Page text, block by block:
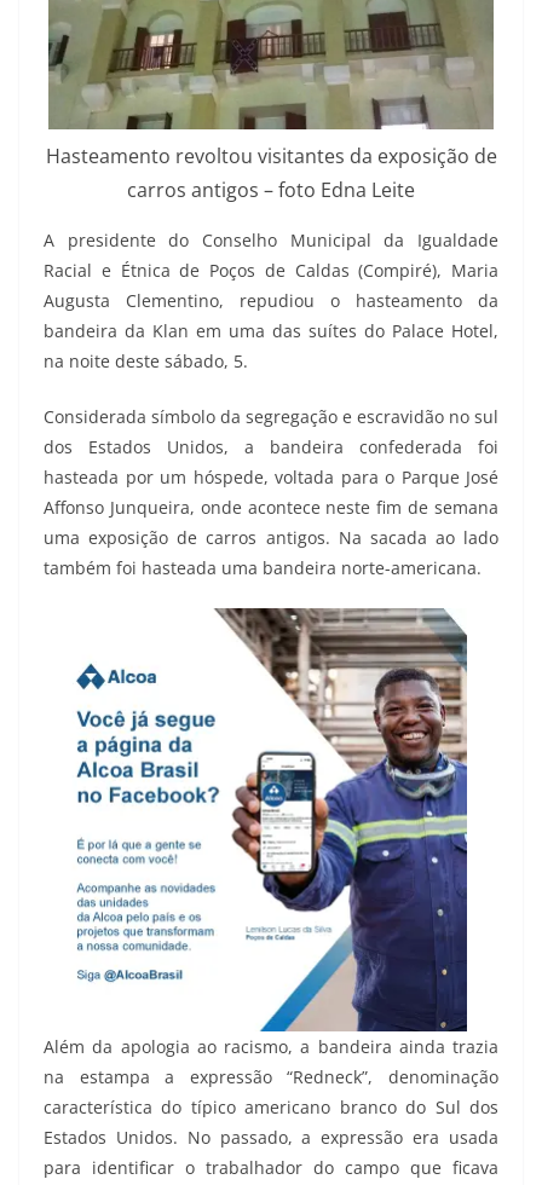
Hasteamento revoltou visitantes da exposição de
carros antigos – foto Edna Leite
A presidente do Conselho Municipal da Igualdade
Racial e Étnica de Poços de Caldas (Compiré), Maria
Augusta Clementino, repudiou o hasteamento da
bandeira da Klan em uma das suítes do Palace Hotel,
na noite deste sábado, 5.
Considerada símbolo da segregação e escravidão no sul
dos Estados Unidos, a bandeira confederada foi
hasteada por um hóspede, voltada para o Parque José
Affonso Junqueira, onde acontece neste fim de semana
uma exposição de carros antigos. Na sacada ao lado
também foi hasteada uma bandeira norte-americana.
Além da apologia ao racismo, a bandeira ainda trazia
na estampa a expressão “Redneck”, denominação
característica do típico americano branco do Sul dos
Estados Unidos. No passado, a expressão era usada
para identificar o trabalhador do campo que ficava